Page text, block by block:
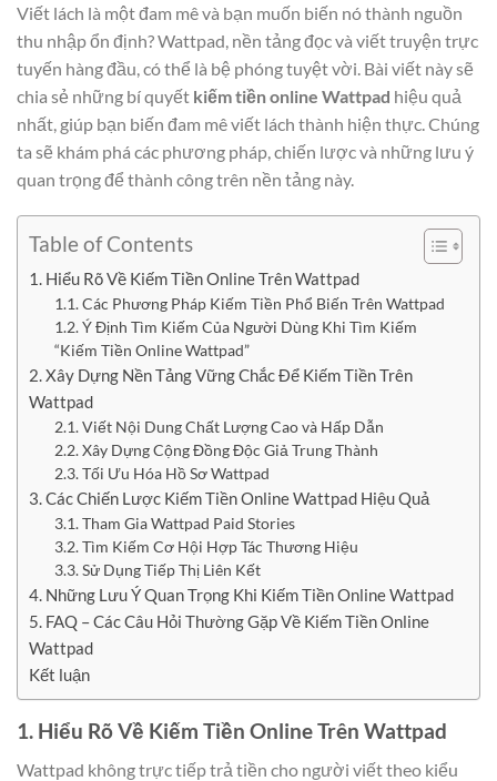
Viết lách là một đam mê và bạn muốn biến nó thành nguồn
thu nhập ổn định? Wattpad, nền tảng đọc và viết truyện trực
tuyến hàng đầu, có thể là bệ phóng tuyệt vời. Bài viết này sẽ
chia sẻ những bí quyết kiếm tiền online Wattpad hiệu quả
nhất, giúp bạn biến đam mê viết lách thành hiện thực. Chúng
ta sẽ khám phá các phương pháp, chiến lược và những lưu ý
quan trọng để thành công trên nền tảng này.
Table of Contents
1. Hiểu Rõ Về Kiếm Tiền Online Trên Wattpad
1.1. Các Phương Pháp Kiếm Tiền Phổ Biến Trên Wattpad
1.2. Ý Định Tìm Kiếm Của Người Dùng Khi Tìm Kiếm
“Kiếm Tiền Online Wattpad”
2. Xây Dựng Nền Tảng Vững Chắc Để Kiếm Tiền Trên
Wattpad
2.1. Viết Nội Dung Chất Lượng Cao và Hấp Dẫn
2.2. Xây Dựng Cộng Đồng Độc Giả Trung Thành
2.3. Tối Ưu Hóa Hồ Sơ Wattpad
3. Các Chiến Lược Kiếm Tiền Online Wattpad Hiệu Quả
3.1. Tham Gia Wattpad Paid Stories
3.2. Tìm Kiếm Cơ Hội Hợp Tác Thương Hiệu
3.3. Sử Dụng Tiếp Thị Liên Kết
4. Những Lưu Ý Quan Trọng Khi Kiếm Tiền Online Wattpad
5. FAQ – Các Câu Hỏi Thường Gặp Về Kiếm Tiền Online
Wattpad
Kết luận
1. Hiểu Rõ Về Kiếm Tiền Online Trên Wattpad
Wattpad không trực tiếp trả tiền cho người viết theo kiểu